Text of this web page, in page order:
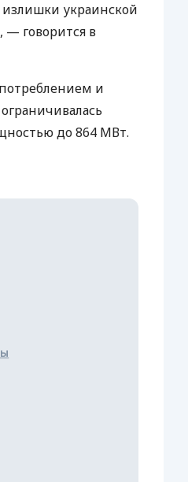
украинской
говорится в
и
до 864 МВт.